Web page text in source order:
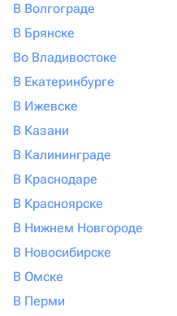
В Волгограде
В Брянске
Во Владивостоке
В Екатеринбурге
В Ижевске
В Казани
В Калининграде
В Краснодаре
В Красноярске
В Нижнем Новгороде
В Новосибирске
В Омске
В Перми